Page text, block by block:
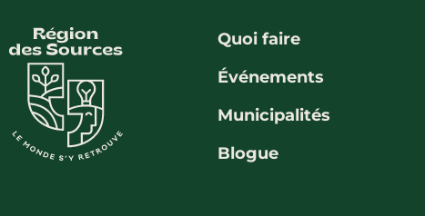
Quoi faire
Événements
Municipalités
Blogue